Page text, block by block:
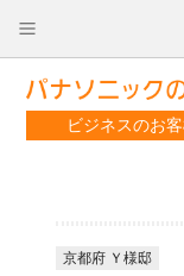
ビジネスのお
京都府 Ｙ様邸